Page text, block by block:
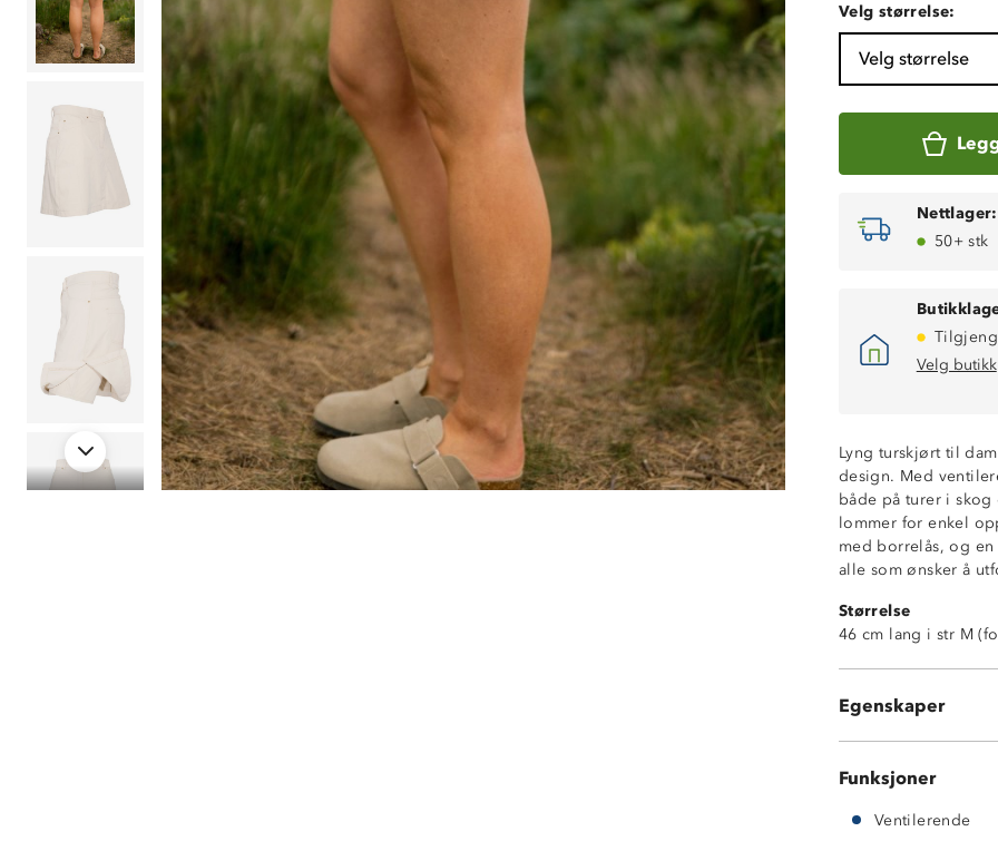
Velg størrelse:
Velg størrelse
Nettlager:
50+ stk
Velg butikk
Lyng turskjørt til
design. Med
både på turer i
lommer for enkel
med borrelås, og
alle som ønsker å
Størrelse
46 cm lang i str M
Egenskaper
Ventilerende
Innebygde
2 sidelommer
Splitt i sidene
Beltehemper
YKK©-glidelås
Funksjoner
Ventilerende